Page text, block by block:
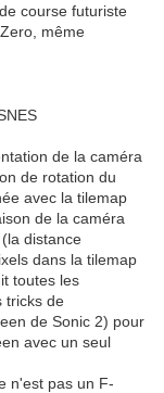
course futuriste
même
de la caméra
de rotation du
avec la tilemap
de la caméra
distance
dans la tilemap
toutes les
tricks de
de Sonic 2) pour
avec un seul
n'est pas un F-